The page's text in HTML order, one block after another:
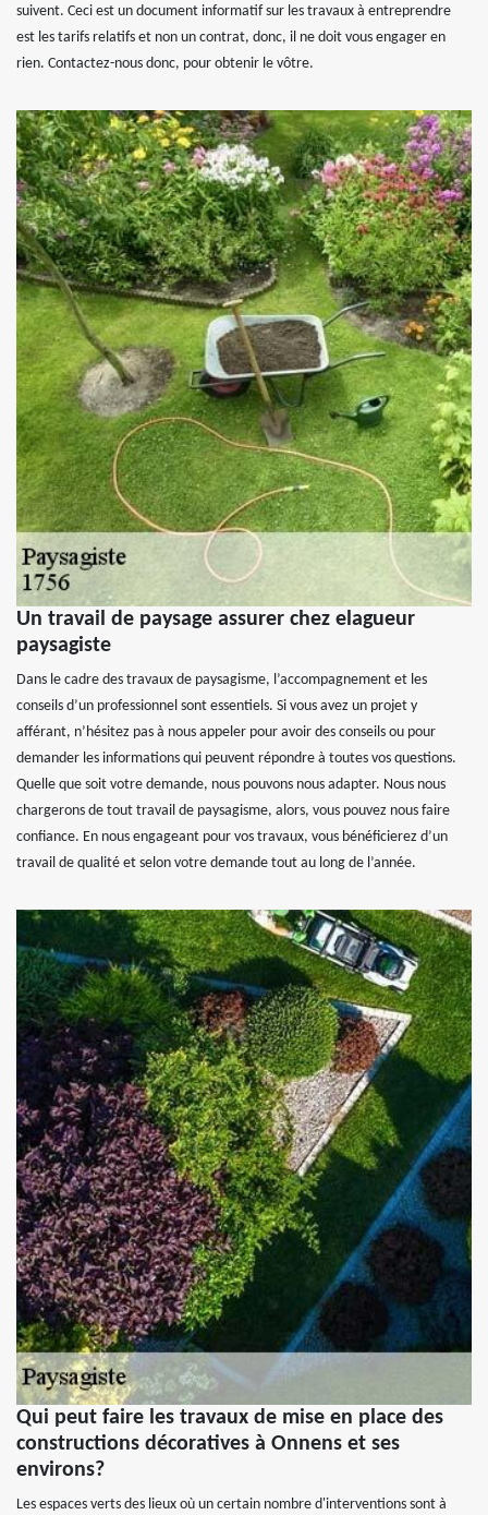
suivent. Ceci est un document informatif sur les travaux à entreprendre
est les tarifs relatifs et non un contrat, donc, il ne doit vous engager en
rien. Contactez-nous donc, pour obtenir le vôtre.
Un travail de paysage assurer chez elagueur
paysagiste
Dans le cadre des travaux de paysagisme, l’accompagnement et les
conseils d’un professionnel sont essentiels. Si vous avez un projet y
afférant, n’hésitez pas à nous appeler pour avoir des conseils ou pour
demander les informations qui peuvent répondre à toutes vos questions.
Quelle que soit votre demande, nous pouvons nous adapter. Nous nous
chargerons de tout travail de paysagisme, alors, vous pouvez nous faire
confiance. En nous engageant pour vos travaux, vous bénéficierez d’un
travail de qualité et selon votre demande tout au long de l’année.
Qui peut faire les travaux de mise en place des
constructions décoratives à Onnens et ses
environs?
Les espaces verts des lieux où un certain nombre d'interventions sont à